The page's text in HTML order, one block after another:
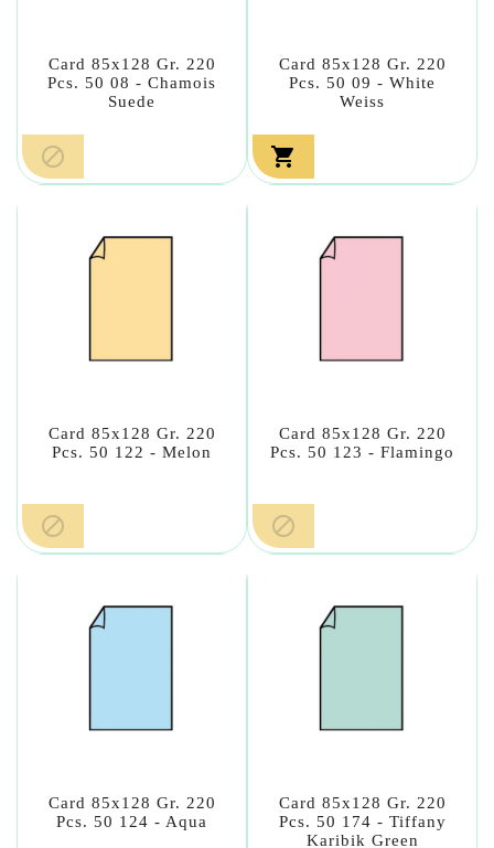
Card 85x128 Gr. 220
Pcs. 50 08 - Chamois
Suede

Card 85x128 Gr. 220
Pcs. 50 09 - White
Weiss

Card 85x128 Gr. 220
Pcs. 50 122 - Melon

Card 85x128 Gr. 220
Pcs. 50 123 - Flamingo

Card 85x128 Gr. 220
Pcs. 50 124 - Aqua
Card 85x128 Gr. 220
Pcs. 50 174 - Tiffany
Karibik Green